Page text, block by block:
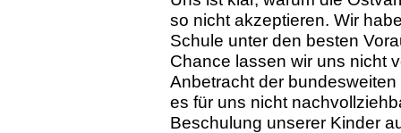
so nicht akzeptieren. Wir
Schule unter den besten
Chance lassen wir uns nicht
Anbetracht der
es für uns nicht
Beschulung unserer Kinder